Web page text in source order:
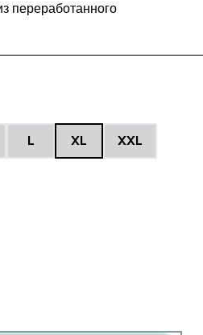
переработанного
L XL XXL